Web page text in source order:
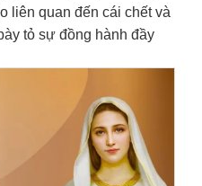
liên quan đến cái chết và
tỏ sự đồng hành đầy